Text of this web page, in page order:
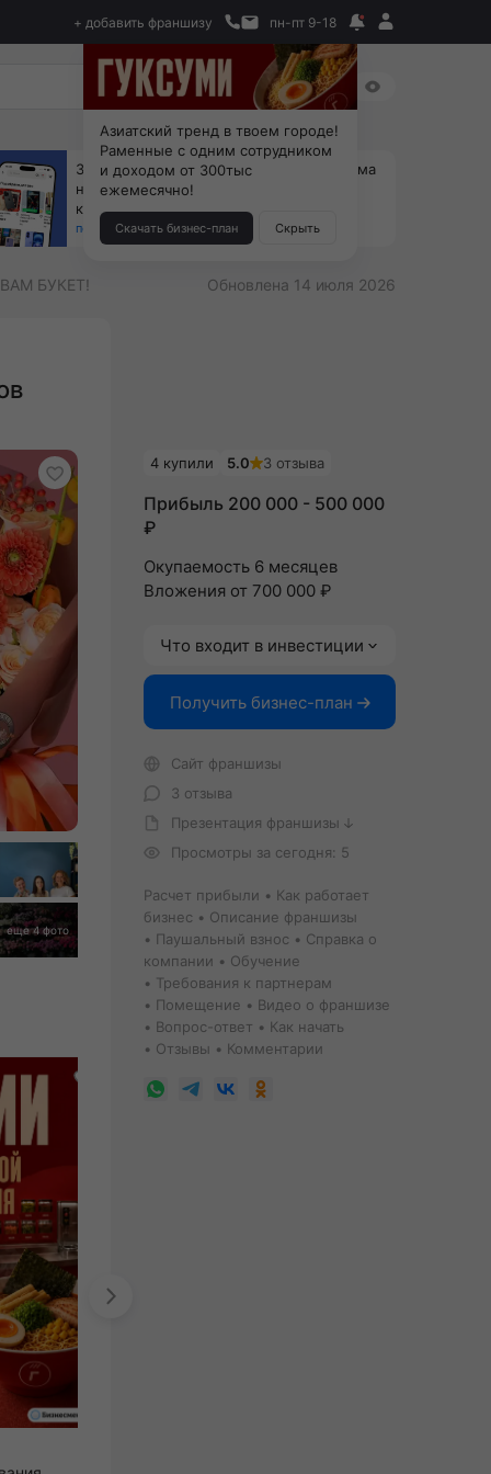
+ добавить франшизу пн-пт 9-18
За 90 тыс. открой магазин на Авито, дома
ни коробок, ни товара, ни склада, зато
каждый месяц +125 тыс. чистыми
получить бизнес-план ↓
БУКЕТ! Обновлена 14 июля 2026
еще 4 фото
4 купили 5.0 3 отзыва
Прибыль 200 000 - 500 000
₽
Окупаемость 6 месяцев
Вложения от 700 000 ₽
Что входит в инвестиции
Получить бизнес-план
Сайт франшизы
3 отзыва
Презентация франшизы
Просмотры за сегодня: 5
Расчет прибыли
Как работает
бизнес
Описание франшизы
Паушальный взнос
Справка о
компании
Обучение
Требования к партнерам
Помещение
Видео о франшизе
Вопрос-ответ
Как начать
Отзывы
Комментарии
Азиатский тренд в твоем городе!
Раменные с одним сотрудником
и доходом от 300тыс
ежемесячно!
Скачать бизнес-план Скрыть